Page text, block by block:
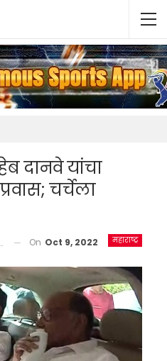
दानवे यांचा
चर्चेला
महाराष्ट्र
On Oct 9, 2022